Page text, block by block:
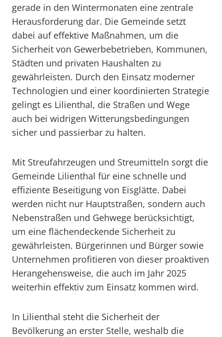
gerade in den Wintermonaten eine zentrale
Herausforderung dar. Die Gemeinde setzt
dabei auf effektive Maßnahmen, um die
Sicherheit von Gewerbebetrieben, Kommunen,
Städten und privaten Haushalten zu
gewährleisten. Durch den Einsatz moderner
Technologien und einer koordinierten Strategie
gelingt es Lilienthal, die Straßen und Wege
auch bei widrigen Witterungsbedingungen
sicher und passierbar zu halten.
Mit Streufahrzeugen und Streumitteln sorgt die
Gemeinde Lilienthal für eine schnelle und
effiziente Beseitigung von Eisglätte. Dabei
werden nicht nur Hauptstraßen, sondern auch
Nebenstraßen und Gehwege berücksichtigt,
um eine flächendeckende Sicherheit zu
gewährleisten. Bürgerinnen und Bürger sowie
Unternehmen profitieren von dieser proaktiven
Herangehensweise, die auch im Jahr 2025
weiterhin effektiv zum Einsatz kommen wird.
In Lilienthal steht die Sicherheit der
Bevölkerung an erster Stelle, weshalb die